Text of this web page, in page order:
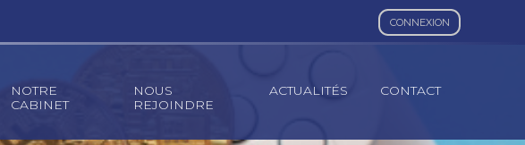
CONNEXION
NOTRE
CABINET
NOUS
REJOINDRE
ACTUALITÉS CONTACT